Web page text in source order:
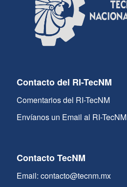
Contacto del RI-TecNM
Comentarios del RI-TecNM
Envíanos un Email al RI-TecNM
Contacto TecNM
Email: contacto@tecnm.mx